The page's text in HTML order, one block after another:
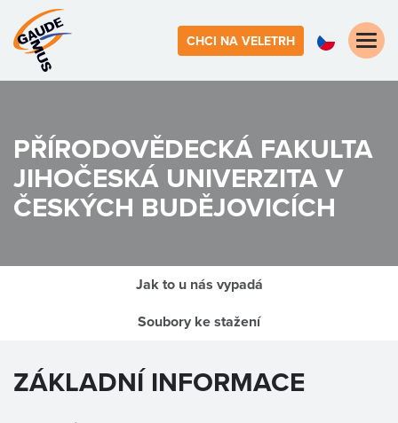
CHCI NA VELETRH
Toggle
PŘÍRODOVĚDECKÁ FAKULTA
JIHOČESKÁ UNIVERZITA V
ČESKÝCH BUDĚJOVICÍCH
Jak to u nás vypadá
Soubory ke stažení
ZÁKLADNÍ INFORMACE